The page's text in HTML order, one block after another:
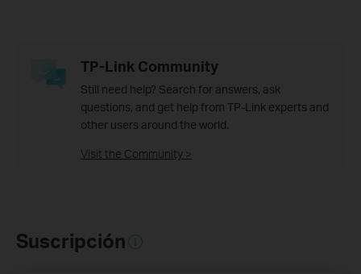
TP-Link Community
Still need help? Search for answers, ask
questions, and get help from TP-Link experts and
other users around the world.
Visit the Community >
Suscripción